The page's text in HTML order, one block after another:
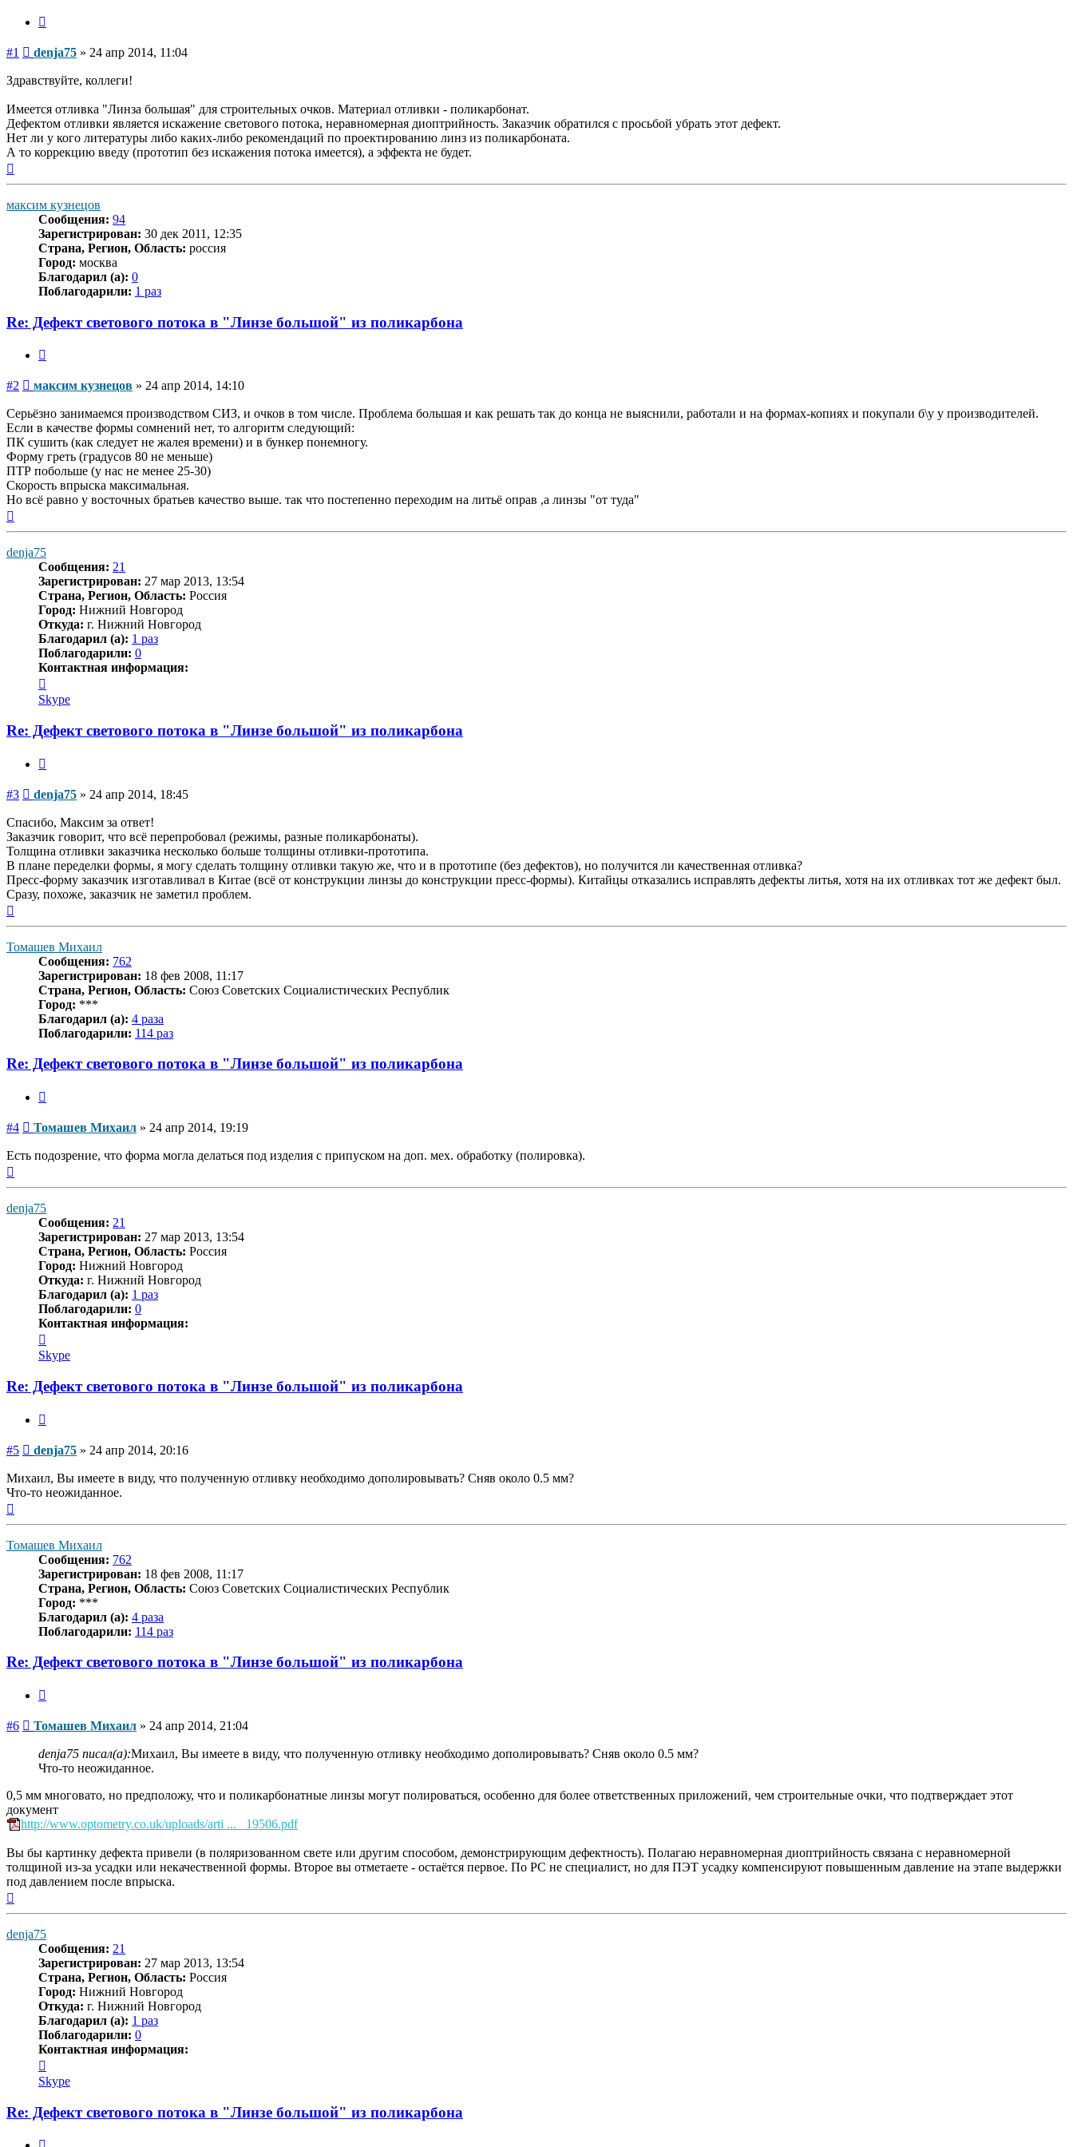
#1 Сообщение
denja75 » 24 апр 2014, 11:04
Здравствуйте, коллеги!
Имеется отливка "Линза большая" для строительных очков. Материал отливки - поликарбонат.
Дефектом отливки является искажение светового потока, неравномерная диоптрийность. Заказчик обратился с просьбой убрать этот дефект.
Нет ли у кого литературы либо каких-либо рекомендаций по проектированию линз из поликарбоната.
А то коррекцию введу (прототип без искажения потока имеется), а эффекта не будет.
максим кузнецов
Сообщения: 94
Зарегистрирован: 30 дек 2011, 12:35
Страна, Регион, Область: россия
Город: москва
Благодарил (а): 0
Поблагодарили: 1 раз
Re: Дефект светового потока в "Линзе большой" из поликарбона
#2 Сообщение
максим кузнецов » 24 апр 2014, 14:10
Серьёзно занимаемся производством СИЗ, и очков в том числе. Проблема большая и как решать так до конца не выяснили, работали и на формах-копиях и покупали б\у у производителей.
Если в качестве формы сомнений нет, то алгоритм следующий:
ПК сушить (как следует не жалея времени) и в бункер понемногу.
Форму греть (градусов 80 не меньше)
ПТР побольше (у нас не менее 25-30)
Скорость впрыска максимальная.
Но всё равно у восточных братьев качество выше. так что постепенно переходим на литьё оправ ,а линзы "от туда"
denja75
Сообщения: 21
Зарегистрирован: 27 мар 2013, 13:54
Страна, Регион, Область: Россия
Город: Нижний Новгород
Откуда: г. Нижний Новгород
Благодарил (а): 1 раз
Поблагодарили: 0
Контактная информация:
информация
пользователя
denja75
Skype
Re: Дефект светового потока в "Линзе большой" из поликарбона
#3 Сообщение
denja75 » 24 апр 2014, 18:45
Спасибо, Максим за ответ!
Заказчик говорит, что всё перепробовал (режимы, разные поликарбонаты).
Толщина отливки заказчика несколько больше толщины отливки-прототипа.
В плане переделки формы, я могу сделать толщину отливки такую же, что и в прототипе (без дефектов), но получится ли качественная отливка?
Пресс-форму заказчик изготавливал в Китае (всё от конструкции линзы до конструкции пресс-формы). Китайцы отказались исправлять дефекты литья, хотя на их отливках тот же дефект был.
Сразу, похоже, заказчик не заметил проблем.
Томашев Михаил
Сообщения: 762
Зарегистрирован: 18 фев 2008, 11:17
Страна, Регион, Область: Союз Советских Социалистических Республик
Город: ***
Благодарил (а): 4 раза
Поблагодарили: 114 раз
Re: Дефект светового потока в "Линзе большой" из поликарбона
#4 Сообщение
Томашев Михаил » 24 апр 2014, 19:19
Есть подозрение, что форма могла делаться под изделия с припуском на доп. мех. обработку (полировка).
denja75
Сообщения: 21
Зарегистрирован: 27 мар 2013, 13:54
Страна, Регион, Область: Россия
Город: Нижний Новгород
Откуда: г. Нижний Новгород
Благодарил (а): 1 раз
Поблагодарили: 0
Контактная информация:
информация
пользователя
denja75
Skype
Re: Дефект светового потока в "Линзе большой" из поликарбона
#5 Сообщение
denja75 » 24 апр 2014, 20:16
Михаил, Вы имеете в виду, что полученную отливку необходимо дополировывать? Сняв около 0.5 мм?
Что-то неожиданное.
Томашев Михаил
Сообщения: 762
Зарегистрирован: 18 фев 2008, 11:17
Страна, Регион, Область: Союз Советских Социалистических Республик
Город: ***
Благодарил (а): 4 раза
Поблагодарили: 114 раз
Re: Дефект светового потока в "Линзе большой" из поликарбона
#6 Сообщение
Томашев Михаил » 24 апр 2014, 21:04
denja75 писал(а):Михаил, Вы имеете в виду, что полученную отливку необходимо дополировывать? Сняв около 0.5 мм?
Что-то неожиданное.
0,5 мм многовато, но предположу, что и поликарбонатные линзы могут полироваться, особенно для более ответственных приложений, чем строительные очки, что подтверждает этот
документ
http://www.optometry.co.uk/uploads/arti ... _19506.pdf
Вы бы картинку дефекта привели (в поляризованном свете или другим способом, демонстрирующим дефектность). Полагаю неравномерная диоптрийность связана с неравномерной
толщиной из-за усадки или некачественной формы. Второе вы отметаете - остаётся первое. По PC не специалист, но для ПЭТ усадку компенсируют повышенным давление на этапе выдержки
под давлением после впрыска.
denja75
Сообщения: 21
Зарегистрирован: 27 мар 2013, 13:54
Страна, Регион, Область: Россия
Город: Нижний Новгород
Откуда: г. Нижний Новгород
Благодарил (а): 1 раз
Поблагодарили: 0
Контактная информация:
информация
пользователя
denja75
Skype
Re: Дефект светового потока в "Линзе большой" из поликарбона